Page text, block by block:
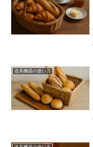
道具機器の使い方